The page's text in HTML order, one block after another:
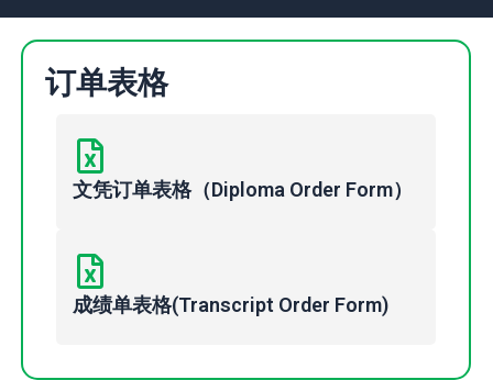
订单表格
文凭订单表格（Diploma Order Form）
成绩单表格(Transcript Order Form)